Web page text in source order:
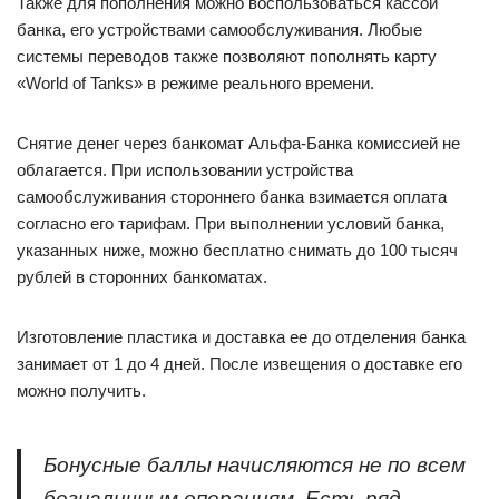
банка, его устройствами самообслуживания. Любые
системы переводов также позволяют пополнять карту
«World of Tanks» в режиме реального времени.
Снятие денег через банкомат Альфа-Банка комиссией не
облагается. При использовании устройства
самообслуживания стороннего банка взимается оплата
согласно его тарифам. При выполнении условий банка,
указанных ниже, можно бесплатно снимать до 100 тысяч
рублей в сторонних банкоматах.
Изготовление пластика и доставка ее до отделения банка
занимает от 1 до 4 дней. После извещения о доставке его
можно получить.
Бонусные баллы начисляются не по всем